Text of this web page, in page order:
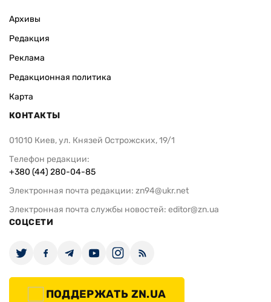
Архивы
Редакция
Реклама
Редакционная политика
Карта
КОНТАКТЫ
01010 Киев, ул. Князей Острожских, 19/1
Телефон редакции:
+380 (44) 280-04-85
Электронная почта редакции: zn94@ukr.net
Электронная почта службы новостей: editor@zn.ua
СОЦСЕТИ
ПОДДЕРЖАТЬ ZN.UA